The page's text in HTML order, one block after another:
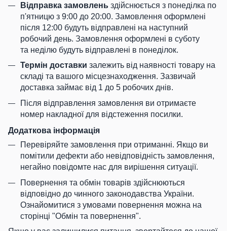
Відправка замовлень здійснюється з понеділка по
п'ятницю з 9:00 до 20:00. Замовлення оформлені
після 12:00 будуть відправлені на наступний
робочий день. Замовлення оформлені в суботу
та неділю будуть відправлені в понеділок.
Термін доставки залежить від наявності товару на
складі та вашого місцезнаходження. Зазвичай
доставка займає від 1 до 5 робочих днів.
Після відправлення замовлення ви отримаєте
номер накладної для відстеження посилки.
Додаткова інформація
Перевіряйте замовлення при отриманні. Якщо ви
помітили дефекти або невідповідність замовлення,
негайно повідомте нас для вирішення ситуації.
Повернення та обмін товарів здійснюються
відповідно до чинного законодавства України.
Ознайомитися з умовами повернення можна на
сторінці "Обмін та повернення".